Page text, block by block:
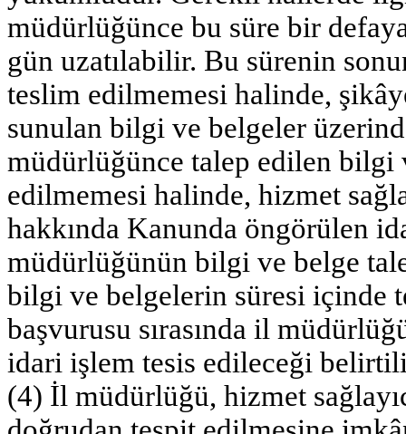
müdürlüğünce bu süre bir
gün uzatılabilir. Bu sürenin
teslim edilmemesi halinde,
sunulan bilgi ve belgeler
müdürlüğünce talep edilen
edilmemesi halinde, hizmet
hakkında Kanunda öngörülen
müdürlüğünün bilgi ve belge
bilgi ve belgelerin süresi içinde
başvurusu sırasında il
idari işlem tesis edileceği
(4) İl müdürlüğü, hizmet